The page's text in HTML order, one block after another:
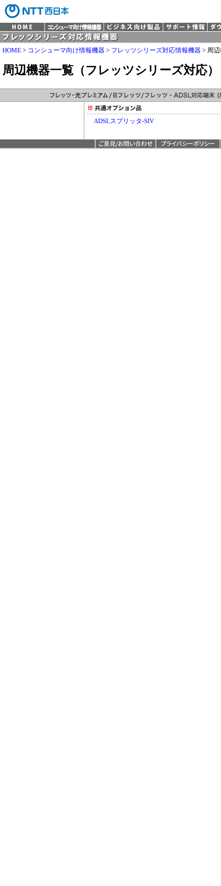
HOME > コンシューマ向け情報機器 > フレッツシリーズ対応情報機器 > 周
周辺機器一覧（フレッツシリーズ対応）
ADSLスプリッタ-SIV